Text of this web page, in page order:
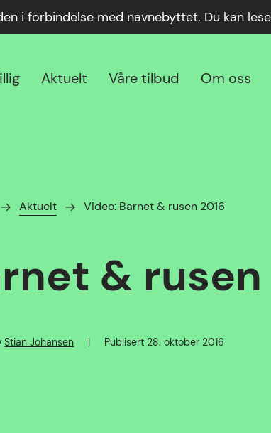
i forbindelse med navnebyttet. Du kan
Aktuelt Våre tilbud Om oss
Aktuelt Video: Barnet & rusen 2016
& rusen
Forfatter
Stian Johansen |
Publisert dato
Publisert 28. oktober 2016